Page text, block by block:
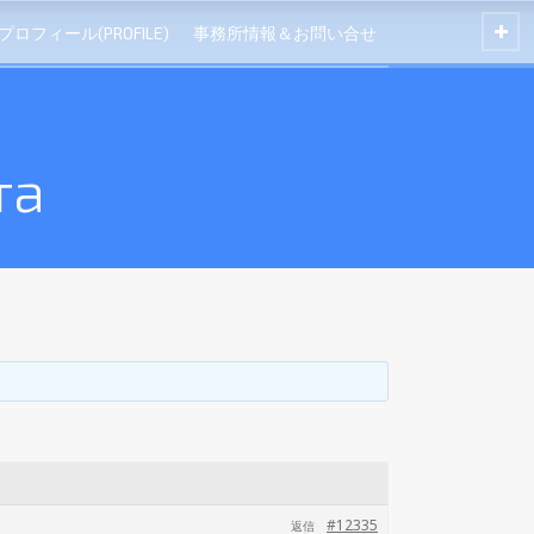
プロフィール(PROFILE) 事務所情報＆お問い合せ
#12335
返信